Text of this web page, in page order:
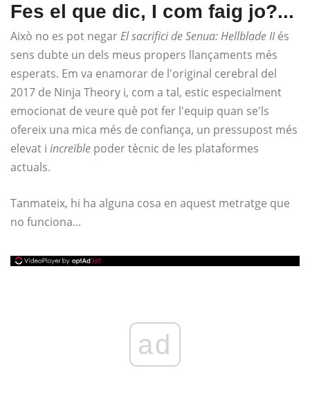
Fes el que dic, I com faig jo?...
Això no es pot negarEl sacrifici de Senua: Hellblade IIés
sens dubte un dels meus propers llançaments més
esperats. Em va enamorar de l'original cerebral del
2017 de Ninja Theory i, com a tal, estic especialment
emocionat de veure què pot fer l'equip quan se'ls
ofereix una mica més de confiança, un pressupost més
elevat i increïble poder tècnic de les plataformes
actuals.
Tanmateix, hi ha alguna cosa en aquest metratge que
no funciona...
ad